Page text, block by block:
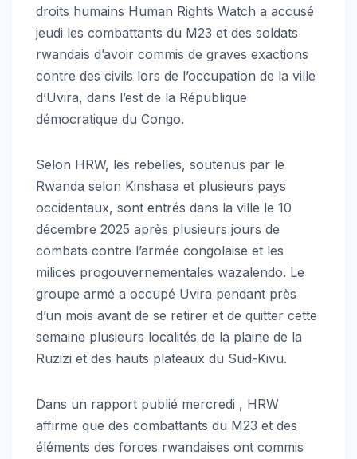
droits humains Human Rights Watch a accusé
jeudi les combattants du M23 et des soldats
rwandais d’avoir commis de graves exactions
contre des civils lors de l’occupation de la ville
d’Uvira, dans l’est de la République
démocratique du Congo.
Selon HRW, les rebelles, soutenus par le
Rwanda selon Kinshasa et plusieurs pays
occidentaux, sont entrés dans la ville le 10
décembre 2025 après plusieurs jours de
combats contre l’armée congolaise et les
milices progouvernementales wazalendo. Le
groupe armé a occupé Uvira pendant près
d’un mois avant de se retirer et de quitter cette
semaine plusieurs localités de la plaine de la
Ruzizi et des hauts plateaux du Sud-Kivu.
Dans un rapport publié mercredi , HRW
affirme que des combattants du M23 et des
éléments des forces rwandaises ont commis